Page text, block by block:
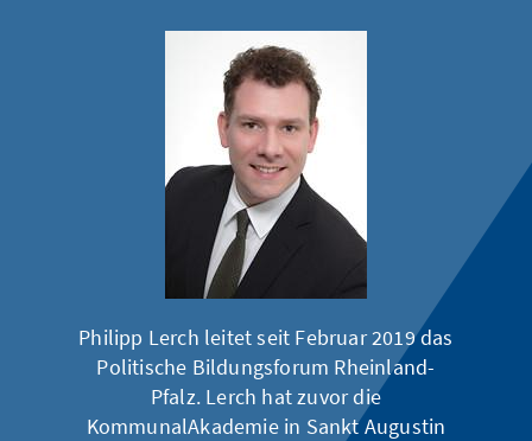
Philipp Lerch leitet seit Februar 2019 das
Politische Bildungsforum Rheinland-
Pfalz. Lerch hat zuvor die
KommunalAkademie in Sankt Augustin